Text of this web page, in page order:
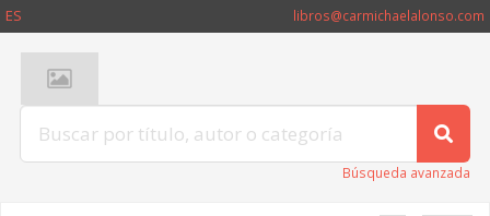
ES libros@carmichaelalonso.com
Búsqueda avanzada